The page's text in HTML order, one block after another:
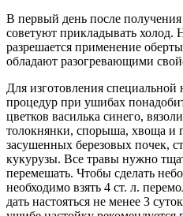
В первый день после
советуют прикладывать
разрешается применение
обладают разогревающими
Для изготовления специальной
процедур при ушибах
цветков василька синего,
толокнянки, спорыша, хвоща и
засушенных березовых почек,
кукурузы. Все травы нужно
перемешать. Чтобы сделать
необходимо взять 4 ст. л.
дать настояться не менее 3